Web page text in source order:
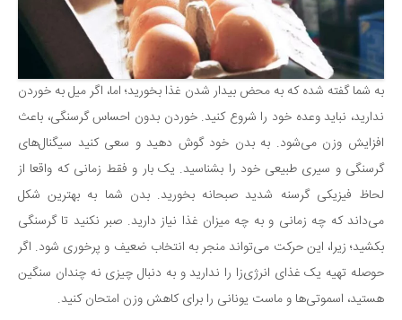
زمین و محیط زیست
خودرو
سرگرمی
دانستنی‌ها
بازی
طنز
فال
مسابقه
اخبار
به شما گفته شده که به محض بیدار شدن غذا بخورید؛ اما، اگر میل به خوردن
ندارید، نباید وعده خود را شروع کنید. خوردن بدون احساس گرسنگی، باعث
افزایش وزن می‌شود. به بدن خود گوش دهید و سعی کنید سیگنال‌های
گرسنگی و سیری طبیعی خود را بشناسید. یک بار و فقط زمانی که واقعا از
لحاظ فیزیکی گرسنه شدید صبحانه بخورید. بدن شما به بهترین شکل
می‌داند که چه زمانی و به چه میزان غذا نیاز دارید. صبر نکنید تا گرسنگی
بکشید؛ زیرا، این حرکت می‌تواند منجر به انتخاب ضعیف و پرخوری شود. اگر
حوصله تهیه یک غذای انرژی‌زا را ندارید و به دنبال چیزی نه چندان سنگین
هستید، اسموتی‌ها و ماست یونانی را برای کاهش وزن امتحان کنید.